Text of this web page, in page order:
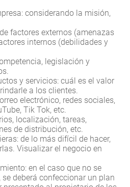
considerando la misión,
factores externos (amenazas
internos (debilidades y
legislación y
y servicios: cuál es el valor
a los clientes.
electrónico, redes sociales,
Tik Tok, etc.
localización, tareas,
de distribución, etc.
de lo más difícil de hacer,
Visualizar el negocio en
en el caso que no se
deberá confeccionar un plan